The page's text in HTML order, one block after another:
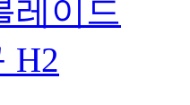
레이드
H2